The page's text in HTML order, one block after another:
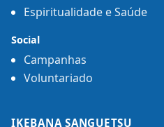
Espiritualidade e Saúde
Social
Campanhas
Voluntariado
IKEBANA SANGUETSU